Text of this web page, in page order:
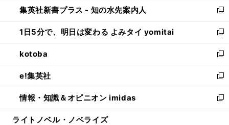
く
ド
ウ
で
開
く
ィ
ン
ド
ウ
で
開
く
い
ウ
ィ
ン
ド
ウ
で
開
く
集英社新書プラス - 知の水先案内人
新
し
い
ウ
ィ
ン
ド
ウ
で
開
1日5分で、明日は変わる よみタイ yomitai
新
し
い
ウ
ィ
ン
ド
ウ
kotoba
新
し
い
ウ
ィ
ン
e!集英社
新
し
い
ウ
情報・知識＆オピニオン imidas
新
し
ライトノベル・ノベライズ